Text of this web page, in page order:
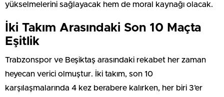
yükselmelerini sağlayacak hem de moral kaynağı olacak.
İki Takım Arasındaki Son 10 Maçta
Eşitlik
Trabzonspor ve Beşiktaş arasındaki rekabet her zaman
heyecan verici olmuştur. İki takım, son 10
karşılaşmalarında 4 kez berabere kalırken, her biri 3’er